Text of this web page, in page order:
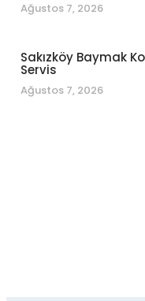
Ağustos 7, 2026
Sakızköy Baymak
Servis
Ağustos 7, 2026